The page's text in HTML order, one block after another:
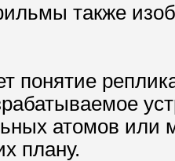
также
понятие
атомов или
плану.